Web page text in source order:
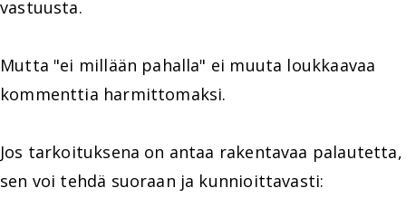
vastuusta.
Mutta "ei millään pahalla" ei muuta loukkaavaa
kommenttia harmittomaksi.
Jos tarkoituksena on antaa rakentavaa palautetta,
sen voi tehdä suoraan ja kunnioittavasti: